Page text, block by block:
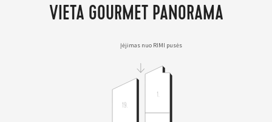
VIETA GOURMET PANORAMA
Įėjimas nuo RIMI pusės